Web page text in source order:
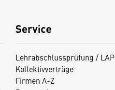
Service
Lehrabschlussprüfung / LAP
Kollektivverträge
Firmen A-Z